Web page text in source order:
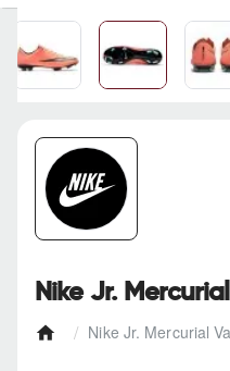
Nike Jr. Mercurial
Nike Jr.